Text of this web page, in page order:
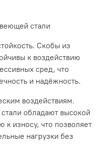
стали
Скобы из
к воздействию
сред, что
и надёжность.
воздействиям.
стали обладают высокой
к износу, что позволяет
нагрузки без